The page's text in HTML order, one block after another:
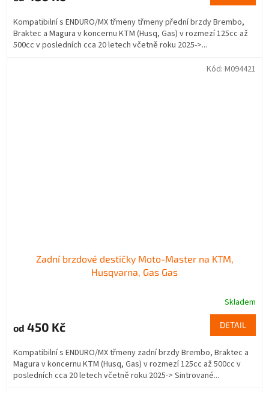
Kompatibilní s ENDURO/MX třmeny třmeny přední brzdy Brembo,
Braktec a Magura v koncernu KTM (Husq, Gas) v rozmezí 125cc až
500cc v posledních cca 20 letech včetně roku 2025->...
Zadní brzdové destičky Moto-Master na KTM,
Husqvarna, Gas Gas
Skladem
od 450 Kč DETAIL
Kompatibilní s ENDURO/MX třmeny zadní brzdy Brembo, Braktec a
Magura v koncernu KTM (Husq, Gas) v rozmezí 125cc až 500cc v
posledních cca 20 letech včetně roku 2025-> Sintrované...
Kód: M094421